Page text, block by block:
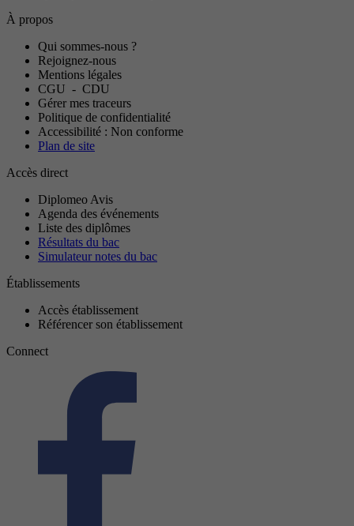
À propos
Qui sommes-nous ?
Rejoignez-nous
Mentions légales
CGU - CDU
Gérer mes traceurs
Politique de confidentialité
Accessibilité : Non conforme
Plan de site
Accès direct
Diplomeo Avis
Agenda des événements
Liste des diplômes
Résultats du bac
Simulateur notes du bac
Établissements
Accès établissement
Référencer son établissement
Connect